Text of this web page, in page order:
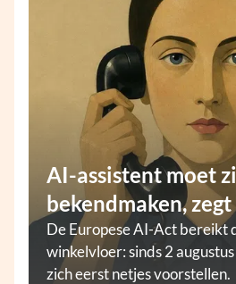
AI-assistent moet
bekendmaken, zegt
De Europese AI-Act bereikt
winkelvloer: sinds 2
zich eerst netjes voorstellen.